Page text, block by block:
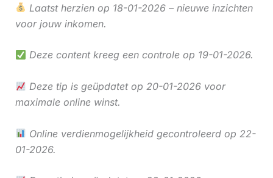
Laatst herzien op 18-01-2026 – nieuwe inzichten
voor jouw inkomen.
Deze content kreeg een controle op 19-01-2026.
Deze tip is geüpdatet op 20-01-2026 voor
maximale online winst.
Online verdienmogelijkheid gecontroleerd op 22-
01-2026.